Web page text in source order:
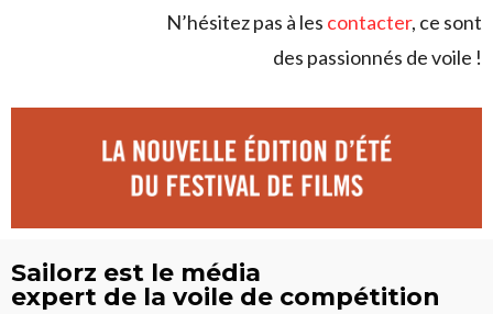
N’hésitez pas à les contacter, ce sont
des passionnés de voile !
Sailorz est le média
expert de la voile de compétition